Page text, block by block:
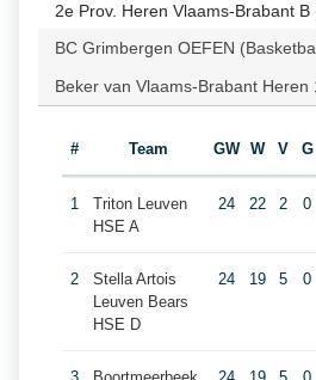
2e Prov. Heren Vlaams-Brabant
BC Grimbergen OEFEN
Beker van Vlaams-Brabant
# Team GW W V G
1
Triton Leuven
HSE A
24 22 2 0
2
Stella Artois
Leuven Bears
HSE D
24 19 5 0